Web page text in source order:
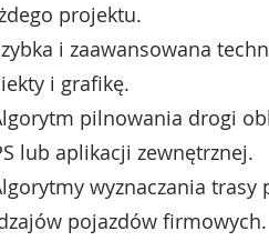
projektu.
i zaawansowana
i grafikę.
pilnowania drogi
lub aplikacji zewnętrznej.
wyznaczania
pojazdów firmowych.